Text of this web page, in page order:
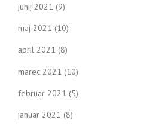
junij 2021 (9)
maj 2021 (10)
april 2021 (8)
marec 2021 (10)
februar 2021 (5)
januar 2021 (8)